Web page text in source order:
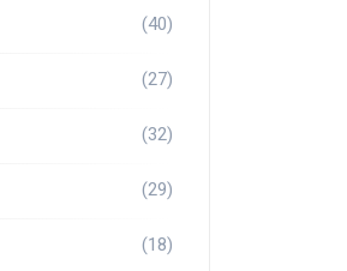
(40)
(27)
(32)
(29)
(18)